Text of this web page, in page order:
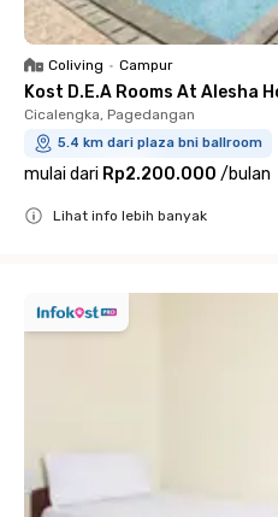
Coliving • Campur
Kost D.E.A Rooms At Alesha
Cicalengka, Pagedangan
5.4 km dari plaza bni ballroom
mulai dari Rp2.200.000 /bulan
Lihat info lebih banyak